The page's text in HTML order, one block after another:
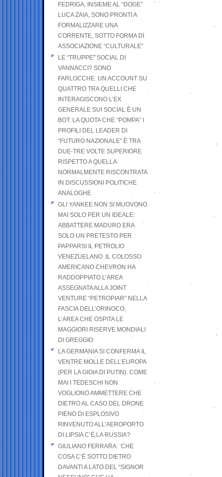
FEDRIGA, INSIEME AL “DOGE”
LUCA ZAIA, SONO PRONTI A
FORMALIZZARE UNA
CORRENTE, SOTTO FORMA DI
ASSOCIAZIONE “CULTURALE”
LE “TRUPPE” SOCIAL DI
VANNACCI? SONO
FARLOCCHE: UN ACCOUNT SU
QUATTRO TRA QUELLI CHE
INTERAGISCONO L’EX
GENERALE SUI SOCIAL È UN
BOT. LA QUOTA CHE “POMPA” I
PROFILI DEL LEADER DI
“FUTURO NAZIONALE” È TRA
DUE-TRE VOLTE SUPERIORE
RISPETTO A QUELLA
NORMALMENTE RISCONTRATA
IN DISCUSSIONI POLITICHE
ANALOGHE
GLI YANKEE NON SI MUOVONO
MAI SOLO PER UN IDEALE:
ABBATTERE MADURO ERA
SOLO UN PRETESTO PER
PAPPARSI IL PETROLIO
VENEZUELANO .IL COLOSSO
AMERICANO CHEVRON HA
RADDOPPIATO L’AREA
ASSEGNATA ALLA JOINT
VENTURE “PETROPIAR” NELLA
FASCIA DELL’ORINOCO,
L’AREA CHE OSPITA LE
MAGGIORI RISERVE MONDIALI
DI GREGGIO
LA GERMANIA SI CONFERMA IL
VENTRE MOLLE DELL’EUROPA
(PER LA GIOIA DI PUTIN). COME
MAI I TEDESCHI NON
VOGLIONO AMMETTERE CHE
DIETRO AL CASO DEL DRONE
PIENO DI ESPLOSIVO
RINVENUTO ALL’AEROPORTO
DI LIPSIA C’È LA RUSSIA?
GIULIANO FERRARA: ’CHE
COSA C’È SOTTO DIETRO
DAVANTI A LATO DEL “SIGNOR